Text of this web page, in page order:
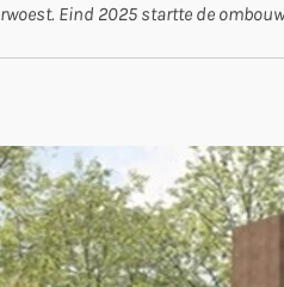
Eind 2025 startte de